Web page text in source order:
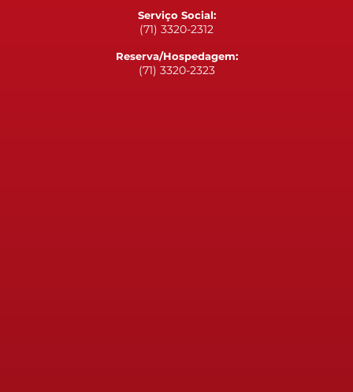
Serviço Social:
(71) 3320-2312
Reserva/Hospedagem:
(71) 3320-2323